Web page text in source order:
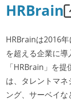
HRBrain
HRBrainは2016
を超える企業に
「HRBrain」を
は、タレントマ
ング、サーベイ